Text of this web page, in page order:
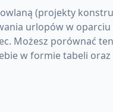
(projekty
urlopów w
Możesz porównać
w formie tabeli oraz